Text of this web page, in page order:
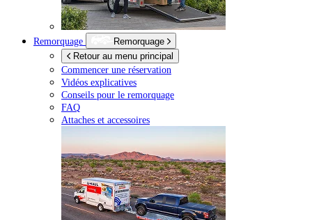
Remorquage
Remorquage
Retour au menu principal
Commencer une réservation
Vidéos explicatives
Conseils pour le remorquage
FAQ
Attaches et accessoires